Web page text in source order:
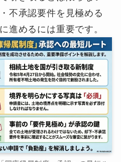
不承認要件を見極める
進めるには重要です。